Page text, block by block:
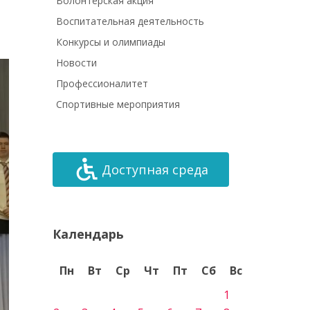
Воспитательная деятельность
Конкурсы и олимпиады
Новости
Профессионалитет
Спортивные мероприятия
Доступная среда
Календарь
Пн Вт Ср Чт Пт Сб
Вс
1